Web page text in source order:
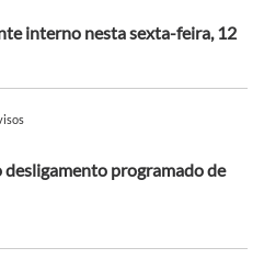
interno nesta sexta-feira, 12
programado de